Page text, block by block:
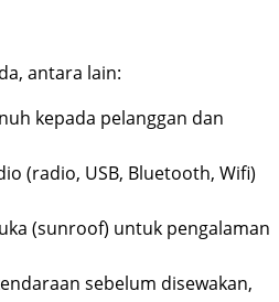
antara lain:
kepada pelanggan dan
(radio, USB, Bluetooth, Wifi)
(sunroof) untuk pengalaman
sebelum disewakan,